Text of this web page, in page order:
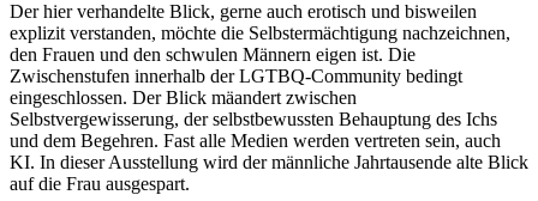
Der hier verhandelte Blick, gerne auch erotisch und bisweilen
explizit verstanden, möchte die Selbstermächtigung nachzeichnen,
den Frauen und den schwulen Männern eigen ist. Die
Zwischenstufen innerhalb der LGTBQ-Community bedingt
eingeschlossen. Der Blick mäandert zwischen
Selbstvergewisserung, der selbstbewussten Behauptung des Ichs
und dem Begehren. Fast alle Medien werden vertreten sein, auch
KI. In dieser Ausstellung wird der männliche Jahrtausende alte Blick
auf die Frau ausgespart.